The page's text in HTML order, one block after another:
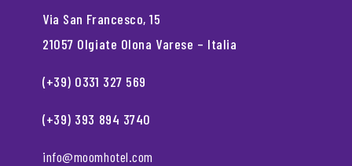
Via San Francesco, 15
21057 Olgiate Olona Varese – Italia
(+39) 0331 327 569
(+39) 393 894 3740
info@moomhotel.com